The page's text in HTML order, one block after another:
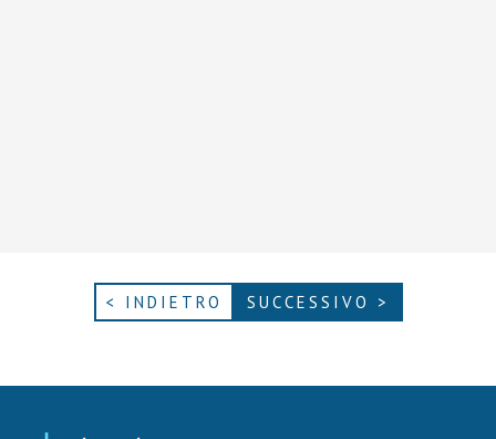
< INDIETRO SUCCESSIVO >